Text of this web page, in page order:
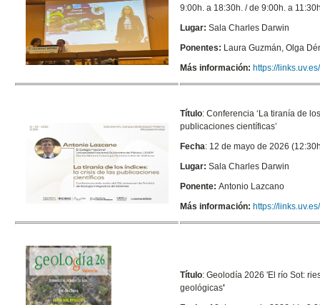
9:00h. a 18:30h. / de 9:00h. a
Lugar:Sala Charles Darwin
Ponentes: Laura Guzmán, Olga
Más información: https://
Título:Conferencia ‘La tiranía de
publicaciones científicas’
Fecha: 12 de mayo de 2026
Lugar:Sala Charles Darwin
Ponente:Antonio Lazcano
Más información: https://
Título: Geolodía 2026 'El río Sot:
geológicas'